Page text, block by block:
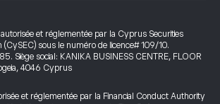
et réglementée par la Cyprus Securities
(CySEC) sous le numéro de licence# 109/10.
Siège social: KANIKA BUSINESS CENTRE, FLOOR
4046 Cyprus
et réglementée par la Financial Conduct Authority